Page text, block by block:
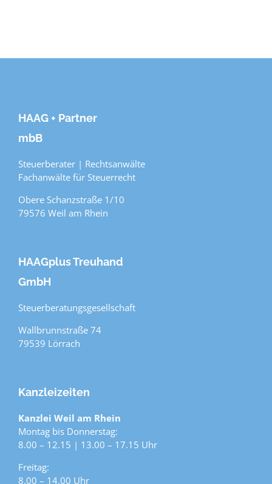
HAAG + Partner
mbB
Steuerberater | Rechtsanwälte
Fachanwälte für Steuerrecht
Obere Schanzstraße 1/10
79576 Weil am Rhein
HAAGplus Treuhand
GmbH
Steuerberatungsgesellschaft
Wallbrunnstraße 74
79539 Lörrach
Kanzleizeiten
Kanzlei Weil am Rhein
Montag bis Donnerstag:
8.00 – 12.15 | 13.00 – 17.15 Uhr
Freitag:
8.00 – 14.00 Uhr